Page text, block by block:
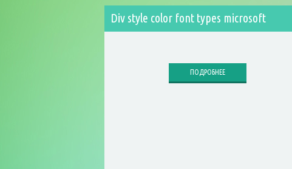
Div style color font types microsoft
ПОДРОБНЕЕ